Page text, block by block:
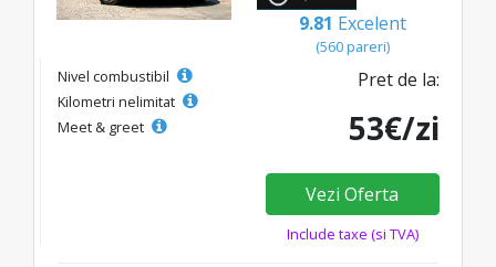
9.81 Excelent
(560 pareri)
Nivel combustibil
Kilometri nelimitat
Meet & greet
Pret de la:
53€/zi
Vezi Oferta
Include taxe (si TVA)